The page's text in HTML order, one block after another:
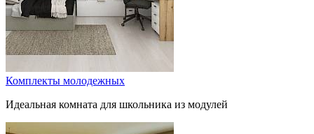
Комплекты молодежных
Идеальная комната для школьника из модулей